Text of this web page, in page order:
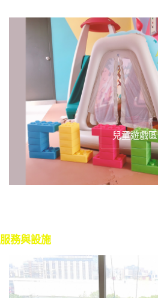
兒童遊戲區
服務與設施